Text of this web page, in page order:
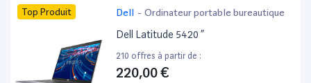
Top Produit Dell - Ordinateur portable bureautique
Dell Latitude 5420 ”
210 offres à partir de :
220,00 €